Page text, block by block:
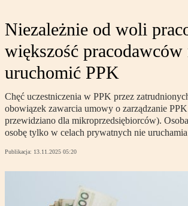
Niezależnie od woli
większość pracodawców
uruchomić PPK
Chęć uczestniczenia w PPK przez
obowiązek zawarcia umowy o zarządzanie
przewidziano dla mikroprzedsiębiorców).
osobę tylko w celach prywatnych nie
Publikacja: 13.11.2025 05:20